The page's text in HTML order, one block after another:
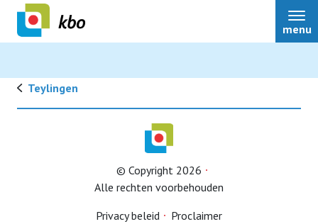
menu
Teylingen
© Copyright 2026
Alle rechten voorbehouden
Privacy beleid
Proclaimer